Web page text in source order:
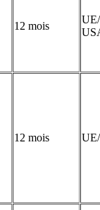
12 mois
12 mois